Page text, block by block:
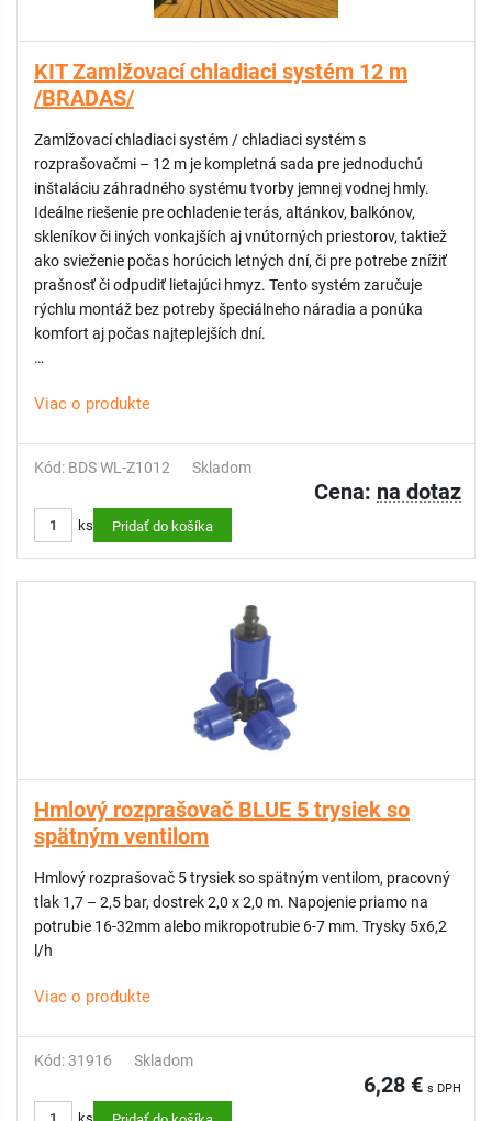
KIT Zamlžovací chladiaci systém 12 m
/BRADAS/
Zamlžovací chladiaci systém / chladiaci systém s
rozprašovačmi – 12 m je kompletná sada pre jednoduchú
inštaláciu záhradného systému tvorby jemnej vodnej hmly.
Ideálne riešenie pre ochladenie terás, altánkov, balkónov,
skleníkov či iných vonkajších aj vnútorných priestorov, taktiež
ako svieženie počas horúcich letných dní, či pre potrebe znížiť
prašnosť či odpudiť lietajúci hmyz. Tento systém zaručuje
rýchlu montáž bez potreby špeciálneho náradia a ponúka
komfort aj počas najteplejších dní.
Vytvára príjemnú mikroklímu v záhrade, skleníku alebo na
Odpudzuje komáre a hmyz
1× adaptér s filtrom pre rýchle pripojenie na záhradný kohútik
8× mosadzná rozprašovacia tryska (s možnosťou nastavenia
8× skurtkovacia svorkovnica na fixáciu hadice
Viac o produkte
Kód: BDS WL-Z1012 Skladom
Cena: na dotaz
ks Pridať do košíka
Hmlový rozprašovač BLUE 5 trysiek so
spätným ventilom
Hmlový rozprašovač 5 trysiek so spätným ventilom, pracovný
tlak 1,7 – 2,5 bar, dostrek 2,0 x 2,0 m. Napojenie priamo na
potrubie 16-32mm alebo mikropotrubie 6-7 mm. Trysky 5x6,2
l/h
Viac o produkte
Kód: 31916 Skladom
6,28 € s DPH